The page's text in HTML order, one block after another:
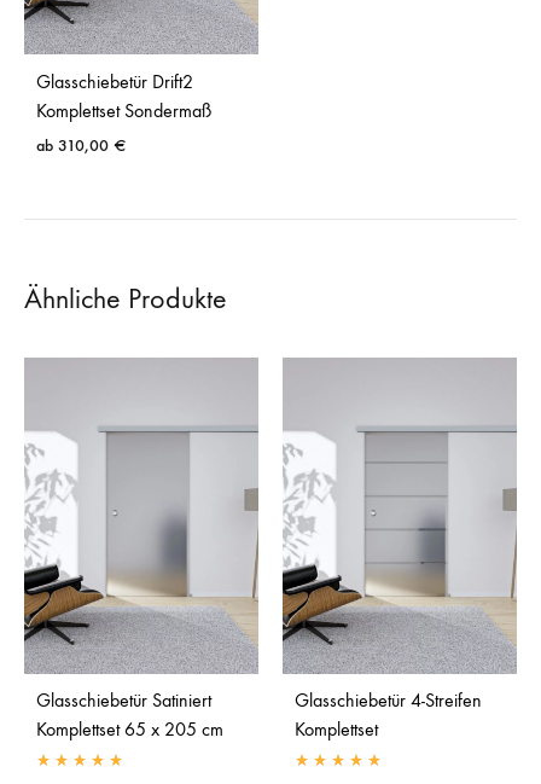
Glasschiebetür Drift2
Komplettset Sondermaß
ab 310,00 €
Ähnliche Produkte
Glasschiebetür Satiniert
Komplettset 65 x 205 cm
Glasschiebetür 4-Streifen
Komplettset